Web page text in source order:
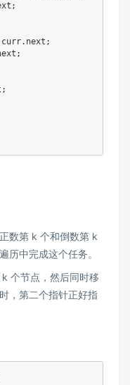
;
curr. next ;
;
;
数第 k 个和倒数第 k
历中完成这个任务。
个节点，然后同时移
，第二个指针正好指